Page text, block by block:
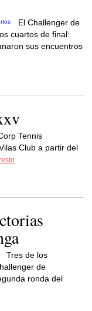
El Challenger de
cuartos de final:
sus encuentros
Tennis
Club a partir del
Tres de los
de
ronda del